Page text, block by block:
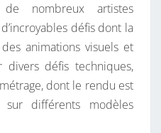
T
D
E
R
E
T
de nombreux artistes
défis dont la
des animations visuels et
divers défis techniques,
dont le rendu est
différents modèles